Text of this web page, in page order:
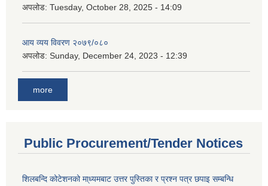
अपलोड: Tuesday, October 28, 2025 - 14:09
आय व्यय विवरण २०७९/०८०
अपलोड: Sunday, December 24, 2023 - 12:39
more
Public Procurement/Tender Notices
शिलबन्दि कोटेशनको मा्ध्यमबाट उत्तर पुस्तिका र प्रश्न पत्र छपाइ सम्बन्धि